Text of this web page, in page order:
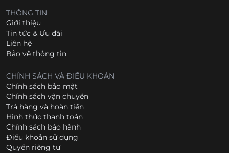
THÔNG TIN
Giới thiệu
Tin tức & Ưu đãi
Liên hệ
Bảo vệ thông tin
CHÍNH SÁCH VÀ ĐIỀU KHOẢN
Chính sách bảo mật
Chính sách vận chuyển
Trả hàng và hoàn tiền
Hình thức thanh toán
Chính sách bảo hành
Điều khoản sử dụng
Quyền riêng tư